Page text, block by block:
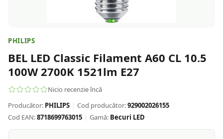
PHILIPS
BEL LED Classic Filament A60 CL 10.5
100W 2700K 1521lm E27
Nicio recenzie încă
Producător: PHILIPS | Cod producător:929002026155
Cod EAN:8718699763015 | Gamă: Becuri LED